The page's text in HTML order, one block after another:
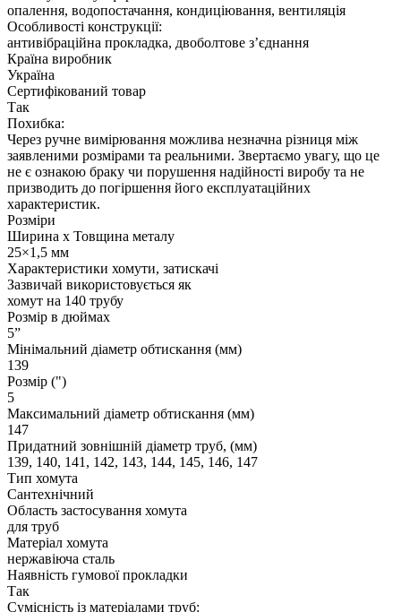
опалення, водопостачання, кондиціювання, вентиляція
Особливості конструкції:
антивібраційна прокладка, двоболтове з’єднання
Країна виробник
Україна
Сертифікований товар
Так
Похибка:
Через ручне вимірювання можлива незначна різниця між
заявленими розмірами та реальними. Звертаємо увагу, що це
не є ознакою браку чи порушення надійності виробу та не
призводить до погіршення його експлуатаційних
характеристик.
Розміри
Ширина х Товщина металу
25×1,5 мм
Характеристики хомути, затискачі
Зазвичай використовується як
хомут на 140 трубу
Розмір в дюймах
5”
Мінімальний діаметр обтискання (мм)
139
Розмір (")
5
Максимальний діаметр обтискання (мм)
147
Придатний зовнішній діаметр труб, (мм)
139, 140, 141, 142, 143, 144, 145, 146, 147
Тип хомута
Сантехнічний
Область застосування хомута
для труб
Матеріал хомута
нержавіюча сталь
Наявність гумової прокладки
Так
Сумісність із матеріалами труб: